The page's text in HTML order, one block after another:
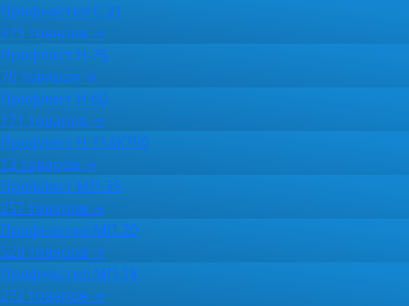
Профнастил С 21
329 товаров →
Профлист Н-75
76 товаров →
Профлист Н-60
171 товаров →
Профлист Н-114Х750
13 товаров →
Профлист МП-35
257 товаров →
Профнастил МП 20
528 товаров →
Профнастил МП 18
272 товаров →